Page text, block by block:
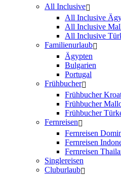
All Inclusive
All Inclusive
All Inclusive
All Inclusive
Familienurlaub
Ägypten
Bulgarien
Portugal
Frühbucher
Frühbucher
Frühbucher
Frühbucher
Fernreisen
Fernreisen
Fernreisen
Fernreisen
Singlereisen
Cluburlaub